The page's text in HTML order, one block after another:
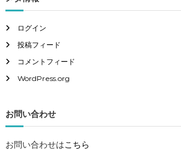
ログイン
投稿フィード
コメントフィード
WordPress.org
お問い合わせ
お問い合わせはこちら